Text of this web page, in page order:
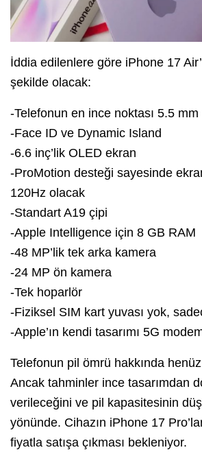
İddia edilenlere göre iPhone 17
şekilde olacak:
-Telefonun en ince noktası 5.5
-Face ID ve Dynamic Island
-6.6 inç’lik OLED ekran
-ProMotion desteği sayesinde
120Hz olacak
-Standart A19 çipi
-Apple Intelligence için 8 GB RAM
-48 MP’lik tek arka kamera
-24 MP ön kamera
-Tek hoparlör
-Fiziksel SIM kart yuvası yok,
-Apple’ın kendi tasarımı 5G
Telefonun pil ömrü hakkında
Ancak tahminler ince tasarımdan
verileceğini ve pil kapasitesinin
yönünde. Cihazın iPhone 17
fiyatla satışa çıkması bekleniyor.